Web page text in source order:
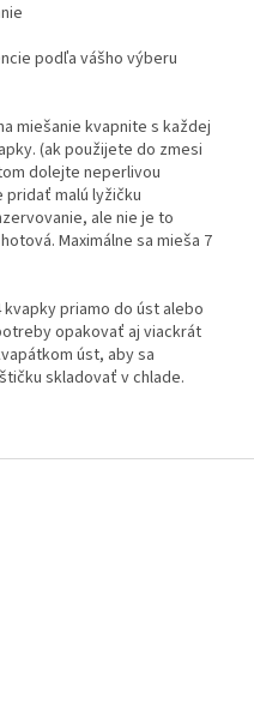
podľa vášho výberu
miešanie kvapnite s každej
(ak použijete do zmesi
dolejte neperlivou
malú lyžičku
ale nie je to
Maximálne sa mieša 7
kvapky priamo do úst alebo
opakovať aj viackrát
úst, aby sa
skladovať v chlade.